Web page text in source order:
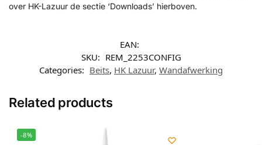
over HK-Lazuur de sectie ‘Downloads’ hierboven.
EAN:
SKU: REM_2253CONFIG
Categories: Beits, HK Lazuur, Wandafwerking
Related products
-8%